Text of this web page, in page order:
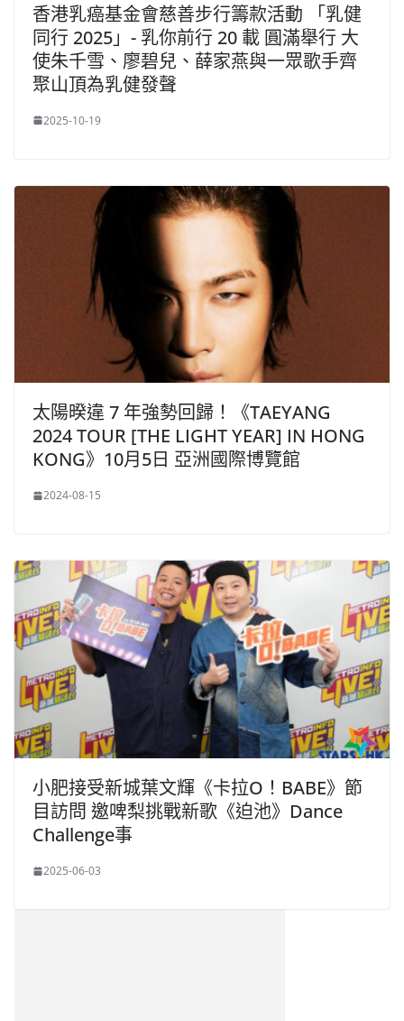
香港乳癌基金會慈善步行籌款活動 「乳健
同行 2025」- 乳你前行 20 載 圓滿舉行 大
使朱千雪、廖碧兒、薛家燕與一眾歌手齊
聚山頂為乳健發聲
2025-10-19
太陽暌違 7 年強勢回歸！《TAEYANG
2024 TOUR [THE LIGHT YEAR] IN HONG
KONG》10月5日 亞洲國際博覽館
2024-08-15
小肥接受新城葉文輝《卡拉O！BABE》節
目訪問 邀啤梨挑戰新歌《迫池》Dance
Challenge事
2025-06-03